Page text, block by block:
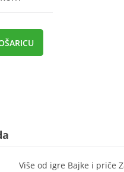
Više od igre Bajke i priče